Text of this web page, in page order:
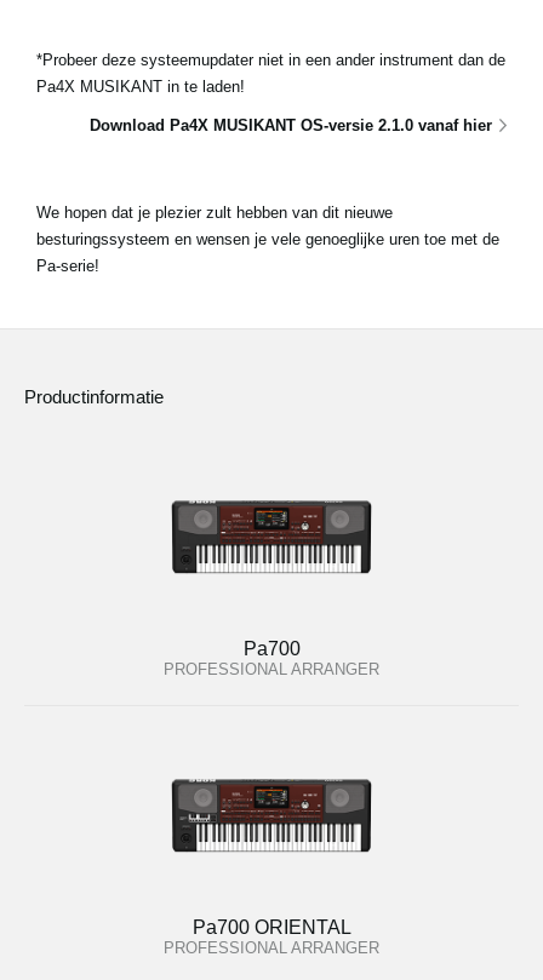
*Probeer deze systeemupdater niet in een ander instrument dan de
Pa4X MUSIKANT in te laden!
Download Pa4X MUSIKANT OS-versie 2.1.0 vanaf hier
We hopen dat je plezier zult hebben van dit nieuwe
besturingssysteem en wensen je vele genoeglijke uren toe met de
Pa-serie!
Productinformatie
Pa700
PROFESSIONAL ARRANGER
Pa700 ORIENTAL
PROFESSIONAL ARRANGER